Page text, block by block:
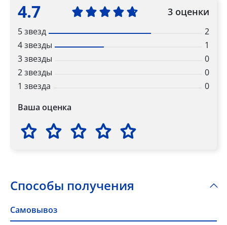
4.7 3 оценки
5 звезд
2
4 звезды
1
3 звезды
0
2 звезды
0
1 звезда
0
Ваша оценка
Способы получения
Самовывоз